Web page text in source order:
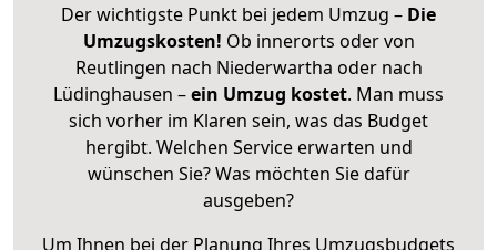
Der wichtigste Punkt bei jedem Umzug – Die
Umzugskosten! Ob innerorts oder von
Reutlingen nach Niederwartha oder nach
Lüdinghausen –ein Umzug kostet. Man muss
sich vorher im Klaren sein, was das Budget
hergibt. Welchen Service erwarten und
wünschen Sie? Was möchten Sie dafür
ausgeben?
Um Ihnen bei der Planung Ihres Umzugsbudgets